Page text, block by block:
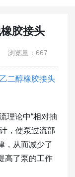
胶接头
浏览量：667
乙二醇橡胶接头
理论中“相对抽
，使泵过流部
，从而减少了
高了泵的工作